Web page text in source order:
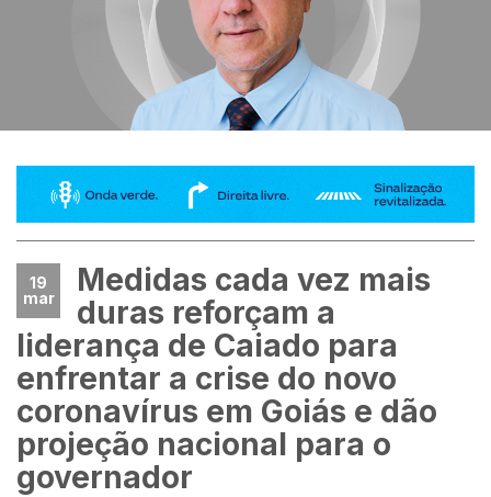
19
mar
Medidas cada vez mais
duras reforçam a
liderança de Caiado para
enfrentar a crise do novo
coronavírus em Goiás e dão
projeção nacional para o
governador